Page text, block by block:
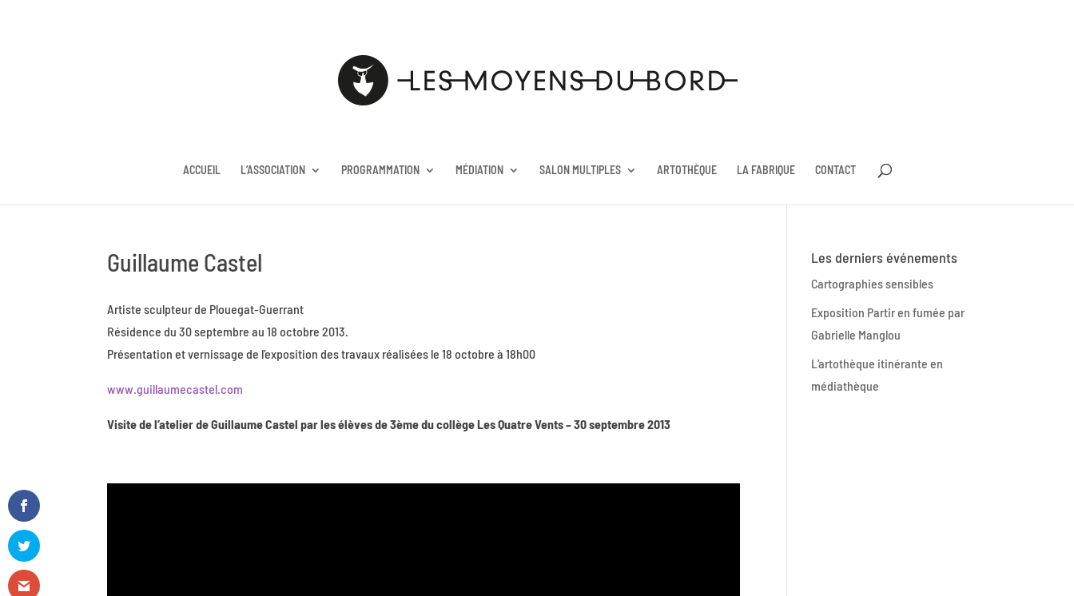
ACCUEIL L’ASSOCIATION PROGRAMMATION MÉDIATION SALON MULTIPLES ARTOTHÈQUE LA FABRIQUE CONTACT
Guillaume Castel
Artiste sculpteur de Plouegat-Guerrant
Résidence du 30 septembre au 18 octobre 2013.
Présentation et vernissage de l’exposition des travaux réalisées le 18 octobre à 18h00
www.guillaumecastel.com
Visite de l’atelier de Guillaume Castel par les élèves de 3ème du collège Les Quatre Vents – 30 septembre 2013
Les derniers événements
Cartographies sensibles
Exposition Partir en fumée par
Gabrielle Manglou
L’artothèque itinérante en
médiathèque